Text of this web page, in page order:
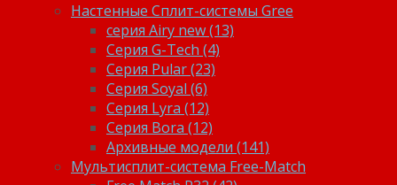
Настенные Сплит-системы Gree
серия Airy new (13)
Серия G-Tech (4)
Серия Pular (23)
Cерия Soyal (6)
Серия Lyra (12)
Серия Bora (12)
Архивные модели (141)
Мультисплит-система Free-Match